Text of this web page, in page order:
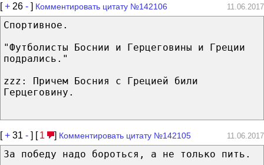
[+ 26 - ] Комментировать цитату №142106 11.06.2017
Спортивное.
"Футболисты Боснии и Герцеговины и Греции
подрались."
zzz: Причем Босния с Грецией били
Герцеговину.
[+ 31 - ] [ 1 ] Комментировать цитату №142105 11.06.2017
За победу надо бороться, а не только пить.